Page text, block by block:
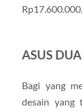
Rp17.600.000.
ASUS
Bagi yang
desain yang